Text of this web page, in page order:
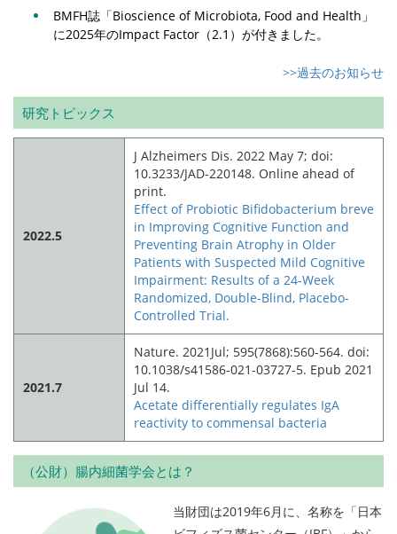
BMFH誌「Bioscience of Microbiota, Food and Health」
に2025年のImpact Factor（2.1）が付きました。
>>過去のお知らせ
研究トピックス
2022.5
J Alzheimers Dis. 2022 May 7; doi:
10.3233/JAD-220148. Online ahead of
print.
Effect of Probiotic Bifidobacterium breve
in Improving Cognitive Function and
Preventing Brain Atrophy in Older
Patients with Suspected Mild Cognitive
Impairment: Results of a 24-Week
Randomized, Double-Blind, Placebo-
Controlled Trial.
2021.7
Nature. 2021Jul; 595(7868):560-564. doi:
10.1038/s41586-021-03727-5. Epub 2021
Jul 14.
Acetate differentially regulates IgA
reactivity to commensal bacteria
（公財）腸内細菌学会とは？
当財団は2019年6月に、名称を「日本